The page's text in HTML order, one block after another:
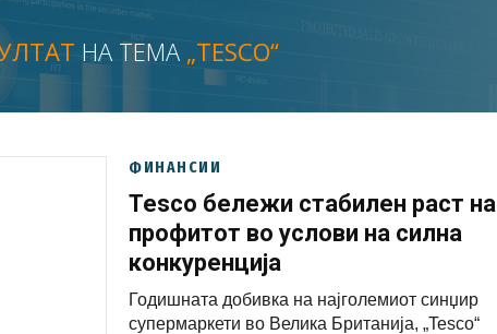
НА ТЕМА „TESCO“
ФИНАНСИИ
Tesco бележи стабилен раст на
профитот во услови на силна
конкуренција
Годишната добивка на најголемиот синџир
супермаркети во Велика Британија, „Tesco“